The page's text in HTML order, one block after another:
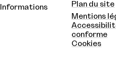
Informations
Plan du site
Mentions
conforme
Cookies